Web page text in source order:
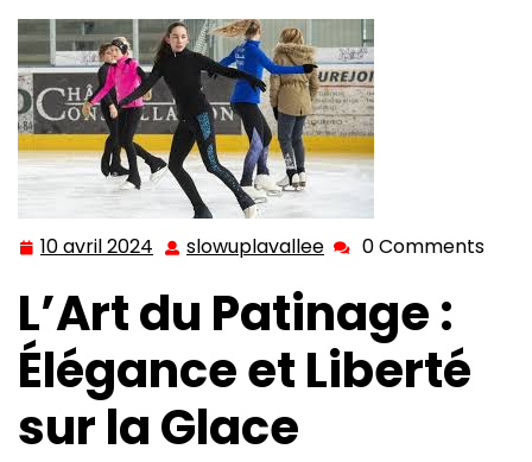
10 avril 2024 10
2024
slowuplavallee slowuplavallee
0 Comments
L’Art du Patinage :
Élégance et Liberté
sur la Glace